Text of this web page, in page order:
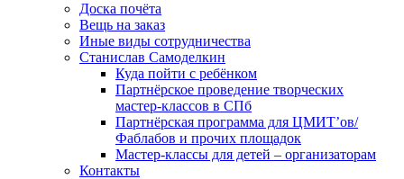
Доска почёта
Вещь на заказ
Иные виды сотрудничества
Станислав Самоделкин
Куда пойти с ребёнком
Партнёрское проведение творческих
мастер-классов в СПб
Партнёрская программа для ЦМИТ’ов/
Фаблабов и прочих площадок
Мастер-классы для детей – организаторам
Контакты